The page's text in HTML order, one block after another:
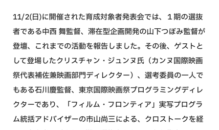
11/2(日)に開催された育成対象者発表会では、１期の選抜
者である中西 舞監督、滞在型企画開発の山下つぼみ監督が
登壇、これまでの活動を報告しました。その後、ゲストと
して登場したクリスチャン・ジュンヌ氏（カンヌ国際映画
祭代表補佐兼映画部門ディレクター）、選考委員の一人で
もある石川慶監督、東京国際映画祭プログラミングディレ
クターであり、「フィルム・フロンティア」実写プログラ
ム統括アドバイザーの市山尚三による、クロストークを経